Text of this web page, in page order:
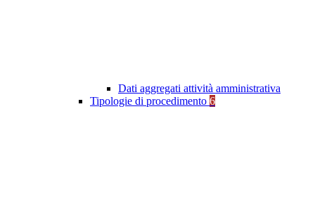
Dati aggregati attività amministrativa
Tipologie di procedimento 6